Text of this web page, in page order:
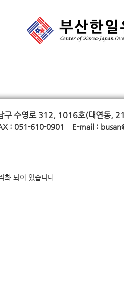
구 수영로 312, 1016호(대연동,
: 051-610-0901 E-mail :
화 되어 있습니다.